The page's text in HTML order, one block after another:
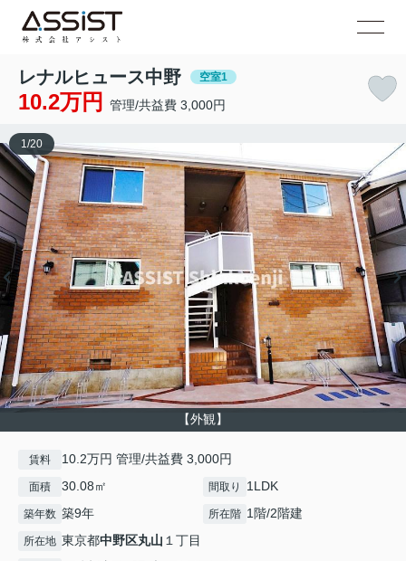
レナルヒュース中野 空室1
10.2万円 管理/共益費 3,000円
【外観】
1 /20
賃料 10.2万円 管理/共益費 3,000円
面積 30.08㎡ 間取り 1LDK
築年数 築9年 所在階 1階/2階建
所在地 東京都中野区丸山 １丁目